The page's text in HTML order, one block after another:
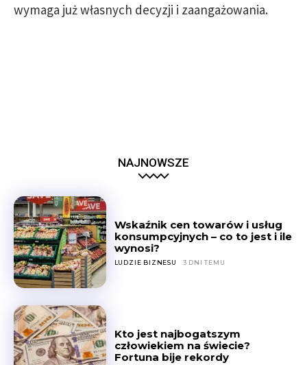
wymaga już własnych decyzji i zaangażowania.
NAJNOWSZE
Wskaźnik cen towarów i usług
konsumpcyjnych – co to jest i ile
wynosi?
LUDZIE BIZNESU 3 DNI TEMU
Kto jest najbogatszym
człowiekiem na świecie?
Fortuna bije rekordy